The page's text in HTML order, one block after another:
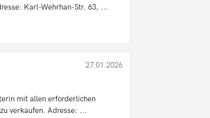
Karl-Wehrhan-Str. 63, ...
27.01.2026
mit allen erforderlichen
verkaufen. Adresse: ...